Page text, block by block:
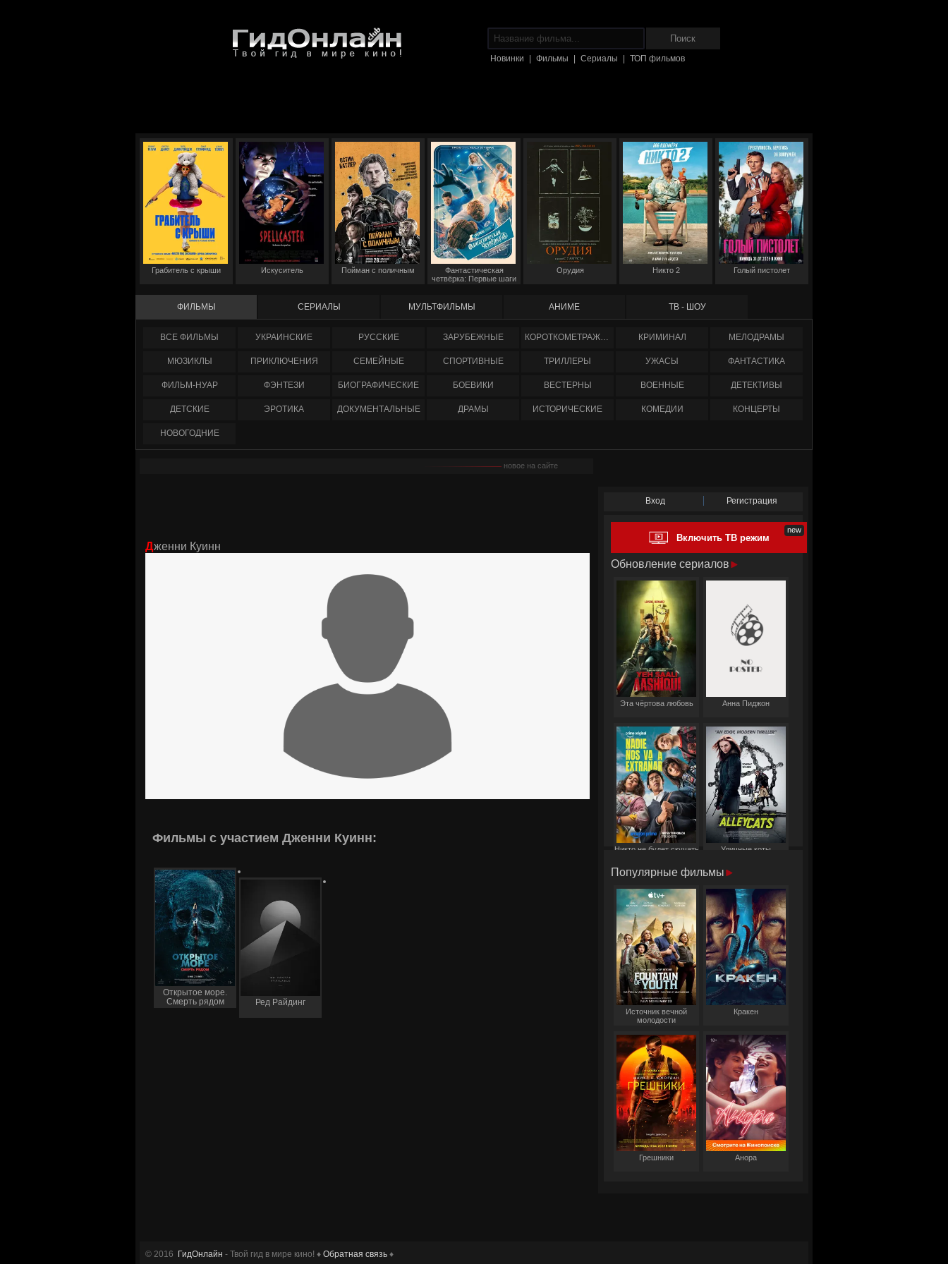
Новинки Фильмы Сериалы ТОП фильмов
Грабитель с крыши Искуситель Пойман с поличным
Фантастическая
четвёрка: Первые шаги
Орудия Никто 2 Голый пистолет
ФИЛЬМЫ СЕРИАЛЫ МУЛЬТФИЛЬМЫ АНИМЕ ТВ - ШОУ
ФИЛЬМЫ УКРАИНCКИЕ РУССКИЕ ЗАРУБЕЖНЫЕ КОРОТКОМЕТРАЖНЫЕ КРИМИНАЛ МЕЛОДРАМЫ
МЮЗИКЛЫ ПРИКЛЮЧЕНИЯ СЕМЕЙНЫЕ СПОРТИВНЫЕ ТРИЛЛЕРЫ УЖАСЫ ФАНТАСТИКА
ФИЛЬМ-НУАР ФЭНТЕЗИ БИОГРАФИЧЕСКИЕ БОЕВИКИ ВЕСТЕРНЫ ВОЕННЫЕ ДЕТЕКТИВЫ
ДЕТСКИЕ ЭРОТИКА ДОКУМЕНТАЛЬНЫЕ ДРАМЫ ИСТОРИЧЕСКИЕ КОМЕДИИ КОНЦЕРТЫ
НОВОГОДНИЕ
новое на сайте
Дженни Куинн
Фильмы с участием Дженни Куинн:
Открытое море.
Смерть рядом
Ред Райдинг
Вход Регистрация
Включить ТВ режим
Обновление сериалов
Эта чёртова любовь Анна Пиджон
Никто не будет скучать
Уличные коты
Популярные фильмы
Источник вечной
молодости
Кракен
Грешники Анора
© 2016 ГидОнлайн - Твой гид в мире кино! ♦ Обратная связь ♦